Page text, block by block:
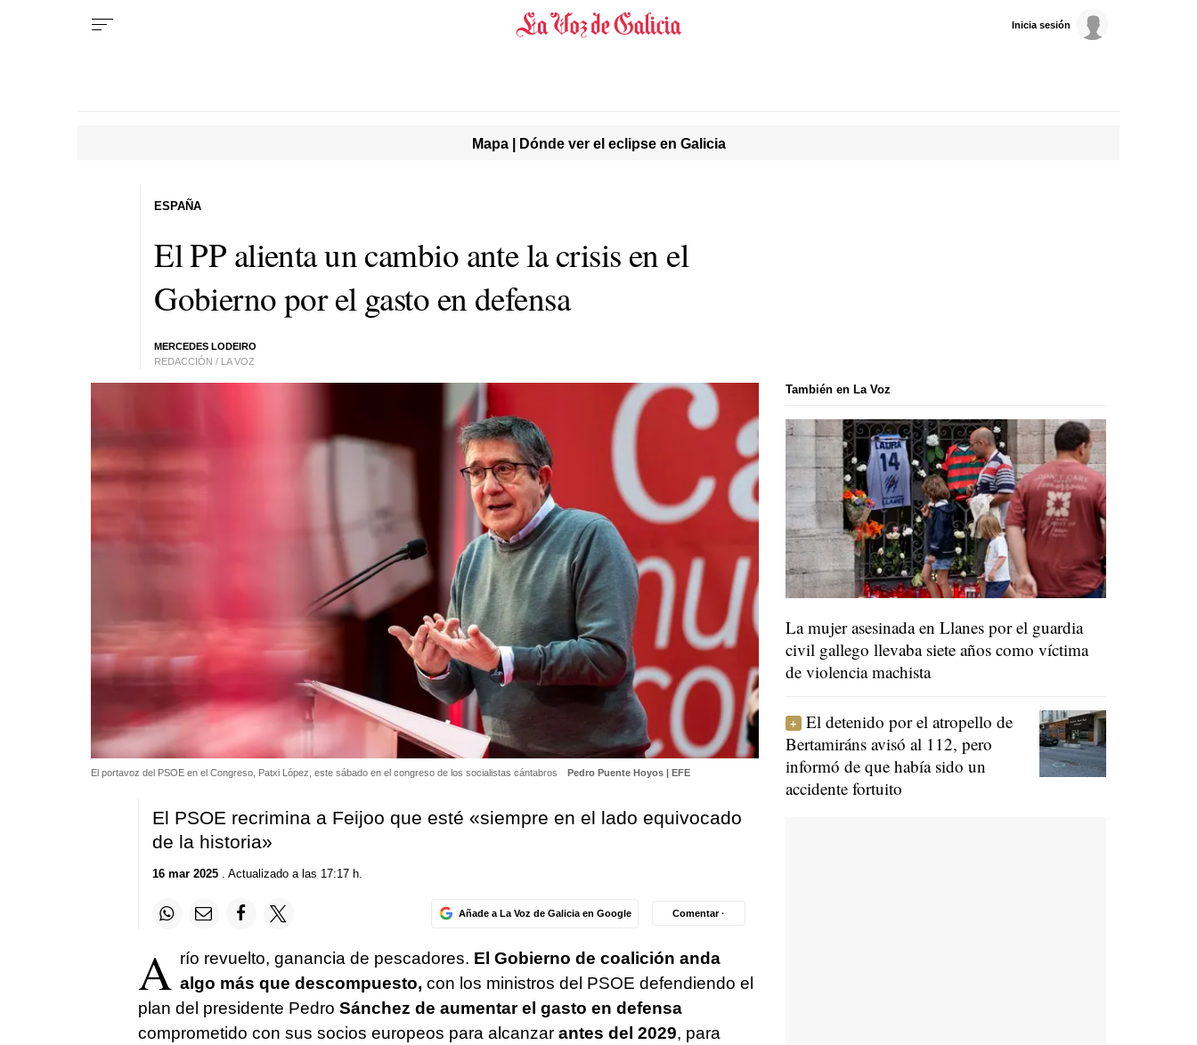
Inicia sesión
Mapa | Dónde ver el eclipse en Galicia
El PP alienta un cambio ante la crisis en el
Gobierno por el gasto en defensa
MERCEDES LODEIRO
REDACCIÓN / LA VOZ
ESPAÑA
El portavoz del PSOE en el Congreso, Patxi López, este sábado en el congreso de los socialistas cántabros Pedro Puente Hoyos | EFE
El PSOE recrimina a Feijoo que esté «siempre en el lado equivocado
de la historia»
16 mar 2025. Actualizado a las 17:17 h.
Añade a La Voz de Galicia en Google Comentar ·
A río revuelto, ganancia de pescadores. El Gobierno de coalición anda
algo más que descompuesto, con los ministros del PSOE defendiendo el
plan del presidente Pedro Sánchez de aumentar el gasto en defensa
comprometido con sus socios europeos para alcanzar antes del 2029, para
También en La Voz
La mujer asesinada en Llanes por el guardia
civil gallego llevaba siete años como víctima
de violencia machista
El detenido por el atropello de
Bertamiráns avisó al 112, pero
informó de que había sido un
accidente fortuito